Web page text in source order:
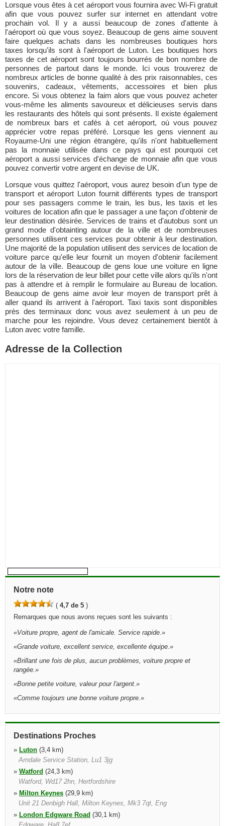
Lorsque vous êtes à cet aéroport vous fournira avec Wi-Fi gratuit
afin que vous pouvez surfer sur internet en attendant votre
prochain vol. Il y a aussi beaucoup de zones d'attente à
l'aéroport où que vous soyez. Beaucoup de gens aime souvent
faire quelques achats dans les nombreuses boutiques hors
taxes lorsqu'ils sont à l'aéroport de Luton. Les boutiques hors
taxes de cet aéroport sont toujours bourrés de bon nombre de
personnes de partout dans le monde. Ici vous trouverez de
nombreux articles de bonne qualité à des prix raisonnables, ces
souvenirs, cadeaux, vêtements, accessoires et bien plus
encore. Si vous obtenez la faim alors que vous pouvez acheter
vous-même les aliments savoureux et délicieuses servis dans
les restaurants des hôtels qui sont présents. Il existe également
de nombreux bars et cafés à cet aéroport, où vous pouvez
apprécier votre repas préféré. Lorsque les gens viennent au
Royaume-Uni une région étrangère, qu'ils n'ont habituellement
pas la monnaie utilisée dans ce pays qui est pourquoi cet
aéroport a aussi services d'échange de monnaie afin que vous
pouvez convertir votre argent en devise de UK.
Lorsque vous quittez l'aéroport, vous aurez besoin d'un type de
transport et aéroport Luton fournit différents types de transport
pour ses passagers comme le train, les bus, les taxis et les
voitures de location afin que le passager a une façon d'obtenir de
leur destination désirée. Services de trains et d'autobus sont un
grand mode d'obtainting autour de la ville et de nombreuses
personnes utilisent ces services pour obtenir à leur destination.
Une majorité de la population utilisent des services de location de
voiture parce qu'elle leur fournit un moyen d'obtenir facilement
autour de la ville. Beaucoup de gens loue une voiture en ligne
lors de la réservation de leur billet pour cette ville alors qu'ils n'ont
pas à attendre et à remplir le formulaire au Bureau de location.
Beaucoup de gens aime avoir leur moyen de transport prêt à
aller quand ils arrivent à l'aéroport. Taxi taxis sont disponibles
près des terminaux donc vous avez seulement à un peu de
marche pour les rejoindre. Vous devez certainement bientôt à
Luton avec votre famille.
Adresse de la Collection
Notre note
( 4,7 de 5 )
Remarques que nous avons reçues sont les suivants :
«Voiture propre, agent de l'amicale. Service rapide.»
«Grande voiture, excellent service, excellente équipe.»
«Brillant une fois de plus, aucun problèmes, voiture propre et
rangée.»
«Bonne petite voiture, valeur pour l'argent.»
«Comme toujours une bonne voiture propre.»
Destinations Proches
» Luton (3,4 km)
Arndale Service Station, Lu1 3jg
» Watford (24,3 km)
Watford, Wd17 2hn, Hertfordshire
» Milton Keynes (29,9 km)
Unit 21 Denbigh Hall, Milton Keynes, Mk3 7qt, Eng
» London Edgware Road (30,1 km)